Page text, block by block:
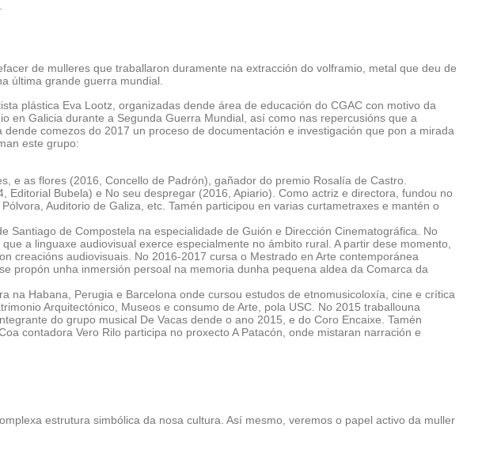
de mulleres que traballaron duramente na extracción do volframio, metal que deu de
última grande guerra mundial.
plástica Eva Lootz, organizadas dende área de educación do CGAC con motivo da
en Galicia durante a Segunda Guerra Mundial, así como nas repercusións que a
comezos do 2017 un proceso de documentación e investigación que pon a mirada
este grupo:
e as flores (2016, Concello de Padrón), gañador do premio Rosalía de Castro.
Bubela) e No seu despregar (2016, Apiario). Como actriz e directora, fundou no
Auditorio de Galiza, etc. Tamén participou en varias curtametraxes e mantén o
Santiago de Compostela na especialidade de Guión e Dirección Cinematográfica. No
a linguaxe audiovisual exerce especialmente no ámbito rural. A partir dese momento,
creacións audiovisuais. No 2016-2017 cursa o Mestrado en Arte contemporánea
propón unha inmersión persoal na memoria dunha pequena aldea da Comarca da
na Habana, Perugia e Barcelona onde cursou estudos de etnomusicoloxía, cine e crítica
Arquitectónico, Museos e consumo de Arte, pola USC. No 2015 traballouna
do grupo musical De Vacas dende o ano 2015, e do Coro Encaixe. Tamén
contadora Vero Rilo participa no proxecto A Patacón, onde mistaran narración e
estrutura simbólica da nosa cultura. Así mesmo, veremos o papel activo da muller